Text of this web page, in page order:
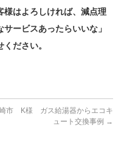
様はよろしければ、減点理
ービスあったらいいな」
ださい。
市 K様 ガス給湯器からエコキ
ュート交換事例 →